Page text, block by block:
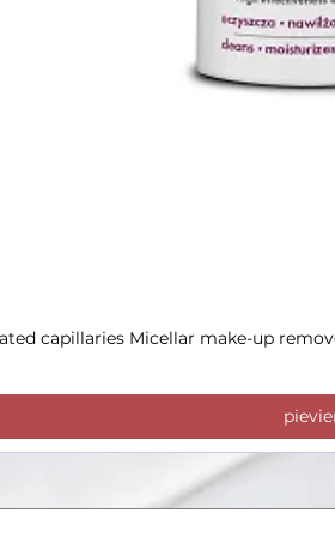
capillaries Micellar make-up